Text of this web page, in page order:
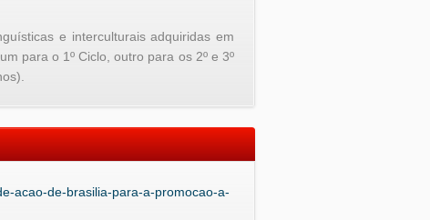
e interculturais adquiridas em
para o 1º Ciclo, outro para os 2º e 3º
acao-de-brasilia-para-a-promocao-a-